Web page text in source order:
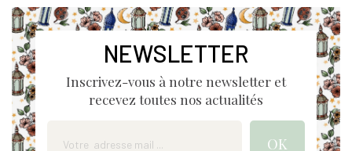
NEWSLETTER
Inscrivez-vous à notre newsletter et
recevez toutes nos actualités